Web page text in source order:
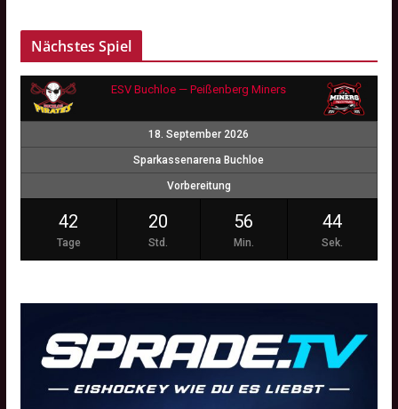
Nächstes Spiel
ESV Buchloe — Peißenberg Miners
18. September 2026
Sparkassenarena Buchloe
Vorbereitung
42
Tage
20
Std.
56
Min.
44
Sek.